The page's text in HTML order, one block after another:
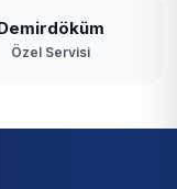
Özel Servisi